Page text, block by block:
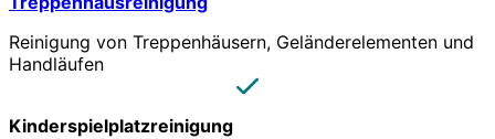
Reinigung von Treppenhäusern, Geländerelementen und
Handläufen
Kinderspielplatzreinigung